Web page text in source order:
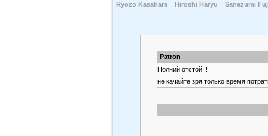
Ryozo Kasahara Hiroshi Haryu Sanezumi
Patron
Полний отстой!!!
не качайте зря только время